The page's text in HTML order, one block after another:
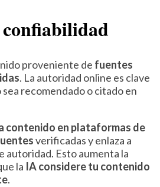
proveniente de fuentes
. La autoridad online es clave
recomendado o citado en
contenido en plataformas de
verificadas y enlaza a
autoridad. Esto aumenta la
la IA considere tu contenido
.